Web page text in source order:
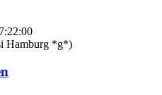
Hamburg *g*)